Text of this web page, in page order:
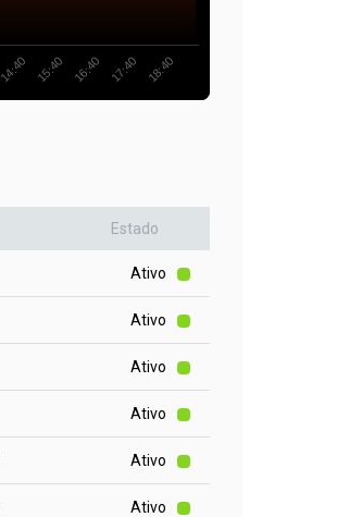
14:40 15:40 16:40 17:40 18:40
Estado
Ativo
Ativo
Ativo
Ativo
Ativo
Ativo